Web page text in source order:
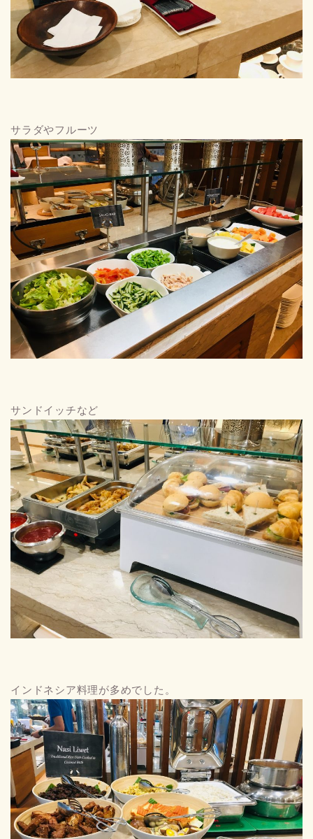
サラダやフルーツ
サンドイッチなど
インドネシア料理が多めでした。